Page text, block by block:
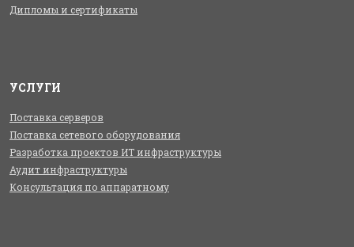
Дипломы и сертификаты
УСЛУГИ
Поставка серверов
Поставка сетевого оборудования
Разработка проектов ИТ инфраструктуры
Аудит инфраструктуры
Консультация по аппаратному